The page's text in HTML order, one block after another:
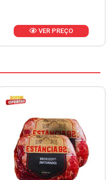
VER PREÇO